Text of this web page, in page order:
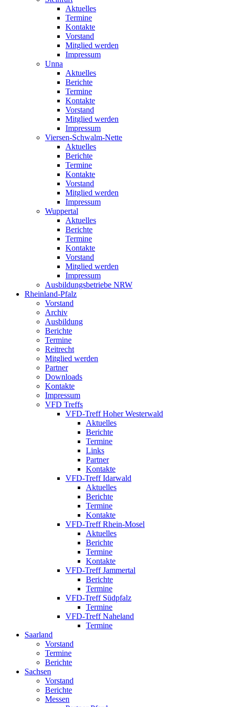
Aktuelles
Termine
Kontakte
Vorstand
Mitglied werden
Impressum
Unna
Aktuelles
Berichte
Termine
Kontakte
Vorstand
Mitglied werden
Impressum
Viersen-Schwalm-Nette
Aktuelles
Berichte
Termine
Kontakte
Vorstand
Mitglied werden
Impressum
Wuppertal
Aktuelles
Berichte
Termine
Kontakte
Vorstand
Mitglied werden
Impressum
Ausbildungsbetriebe NRW
Rheinland-Pfalz
Vorstand
Archiv
Ausbildung
Berichte
Termine
Reitrecht
Mitglied werden
Partner
Downloads
Kontakte
Impressum
VFD Treffs
VFD-Treff Hoher Westerwald
Aktuelles
Berichte
Termine
Links
Partner
Kontakte
VFD-Treff Idarwald
Aktuelles
Berichte
Termine
Kontakte
VFD-Treff Rhein-Mosel
Aktuelles
Berichte
Termine
Kontakte
VFD-Treff Jammertal
Berichte
Termine
VFD-Treff Südpfalz
Termine
VFD-Treff Naheland
Termine
Saarland
Vorstand
Termine
Berichte
Sachsen
Vorstand
Berichte
Messen